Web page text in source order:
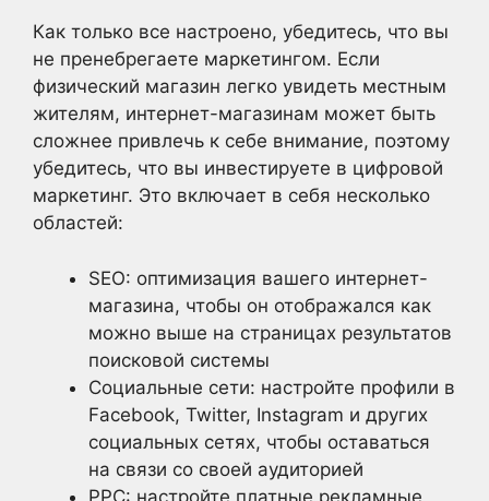
Как только все настроено, убедитесь, что вы
не пренебрегаете маркетингом. Если
физический магазин легко увидеть местным
жителям, интернет-магазинам может быть
сложнее привлечь к себе внимание, поэтому
убедитесь, что вы инвестируете в цифровой
маркетинг. Это включает в себя несколько
областей:
SEO: оптимизация вашего интернет-
магазина, чтобы он отображался как
можно выше на страницах результатов
поисковой системы
Социальные сети: настройте профили в
Facebook, Twitter, Instagram и других
социальных сетях, чтобы оставаться
на связи со своей аудиторией
PPC: настройте платные рекламные